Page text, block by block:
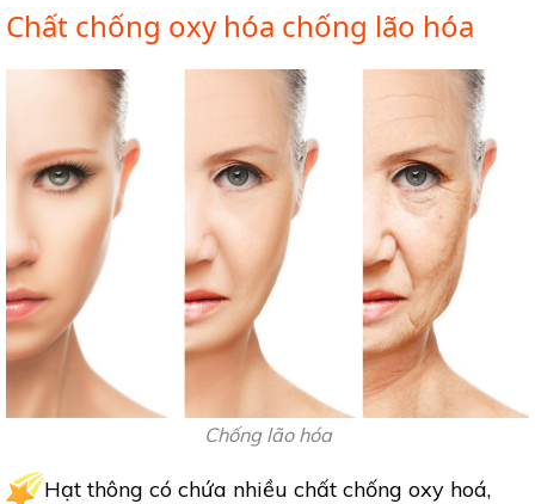
Chất chống oxy hóa chống lão hóa
Chống lão hóa
Hạt thông có chứa nhiều chất chống oxy hoá,